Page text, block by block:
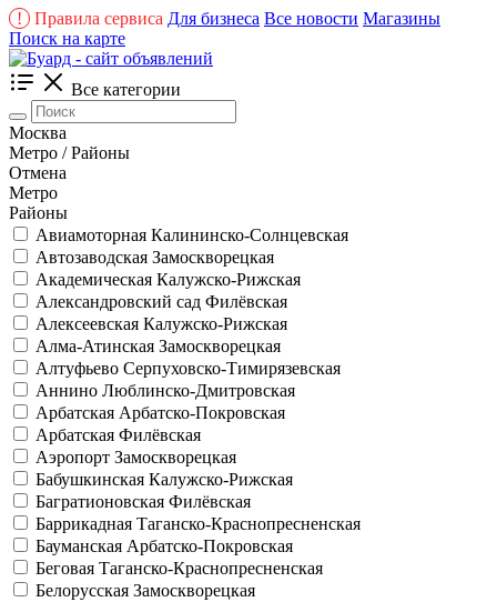
! Правила сервиса Для бизнеса Все новости Магазины
Поиск на карте
Все категории
Москва
Метро / Районы
Отмена
Метро
Районы
Авиамоторная Калининско-Солнцевская
Автозаводская Замоскворецкая
Академическая Калужско-Рижская
Александровский сад Филёвская
Алексеевская Калужско-Рижская
Алма-Атинская Замоскворецкая
Алтуфьево Серпуховско-Тимирязевская
Аннино Люблинско-Дмитровская
Арбатская Арбатско-Покровская
Арбатская Филёвская
Аэропорт Замоскворецкая
Бабушкинская Калужско-Рижская
Багратионовская Филёвская
Баррикадная Таганско-Краснопресненская
Бауманская Арбатско-Покровская
Беговая Таганско-Краснопресненская
Белорусская Замоскворецкая